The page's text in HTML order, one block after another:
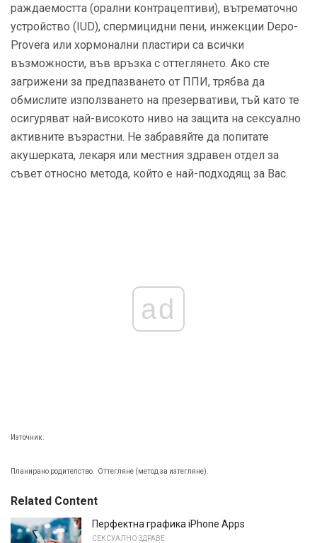
раждаемостта (орални контрацептиви), вътрематочно
устройство (IUD), спермицидни пени, инжекции Depo-
Provera или хормонални пластири са всички
възможности, във връзка с оттеглянето. Ако сте
загрижени за предпазването от ППИ, трябва да
обмислите използването на презервативи, тъй като те
осигуряват най-високото ниво на защита на сексуално
активните възрастни. Не забравяйте да попитате
акушерката, лекаря или местния здравен отдел за
съвет относно метода, който е най-подходящ за Вас.
ad
Източник:
Планирано родителство. Оттегляне (метод за изтегляне).
Related Content
Перфектна графика iPhone Apps
СЕКСУАЛНО ЗДРАВЕ